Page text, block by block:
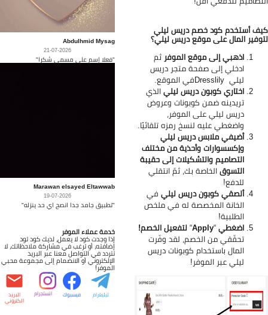
أستخدم كود خصم دريس ليلي
المال على موقع دريس ليلي؟
اذهبي إلى موقع الموفرثم
ادخلي إلى صفحة متجر دريس
ليلي Dresslilyفي الموقع.
اختاري كوبون دريس ليليالذي
تريدينه ضمن كوبونات وعروض
دريس ليلي على الموفر،
واضغطي عليه لنسخ رمزه تلقائيًا.
أضيفي ملابس دريس ليلي
وإكسسوارات وأحذية من مختلف
التصاميم والتشكيلات إلى حقيبة
التسوقالخاصة بك، ثمّ انتقلي
للدفع!
ألصقي كوبون دريس ليليفي
الخانة المخصصة له في ملخص
الطلبية!
اضغطي“
Apply
“لتفعيل الخصم!
تحقّقي من الخصم، لقد وفّرت
المال باستخدام كوبونات دريس
ليلي عبر الموفر!
Abdulhmid Mysag
21-07-2026
"فعلا إسم على مسمى شكرا"
Marawan elsayed Eltawwab
19-07-2026
"تطبيق جامد جدا انصح اي حد ينزله"
خدمة عملاء الموفر
إذا وجدت كود لا يعمل، لديك كود تود
إضافته، أو ترغب في مشاركة ملاحظاتك، لا
تتردد في التواصل معنا عبر البريد
الإلكتروني أو الانضمام إلى مجموعة محبي
الموفر!
تيليغرام فيسبوك انستجرام البريد
الكتروني